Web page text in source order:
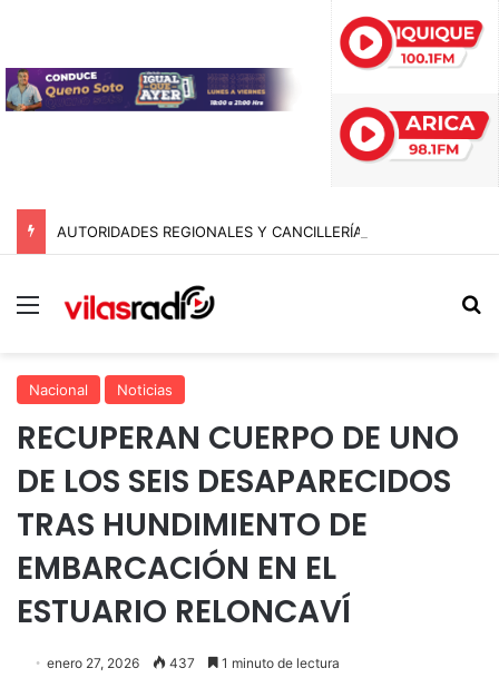
Menú
Nacional Noticias
RECUPERAN CUERPO DE UNO
DE LOS SEIS DESAPARECIDOS
TRAS HUNDIMIENTO DE
EMBARCACIÓN EN EL
ESTUARIO RELONCAVÍ
enero 27, 2026 437 1 minuto de lectura